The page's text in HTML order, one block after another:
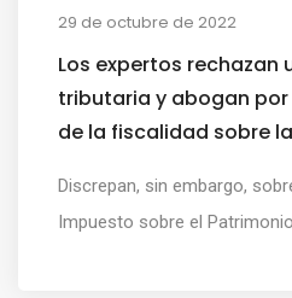
29 de octubre de 2022
Los expertos rechazan
tributaria y abogan
de la fiscalidad sobre
Discrepan, sin embargo,
Impuesto sobre el